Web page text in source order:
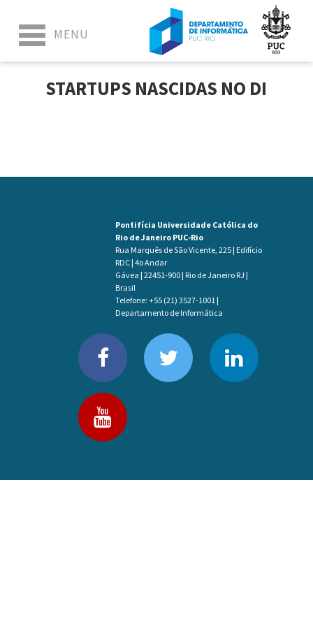
STARTUPS NASCIDAS NO DI
Pontifícia Universidade Católica do
Rio de Janeiro PUC-Rio
Rua Marquês de São Vicente, 225 | Edifício
RDC | 4o Andar
Gávea | 22451-900 | Rio de Janeiro RJ |
Brasil
Telefone: +55 (21) 3527-1001 |
Departamento de Informática